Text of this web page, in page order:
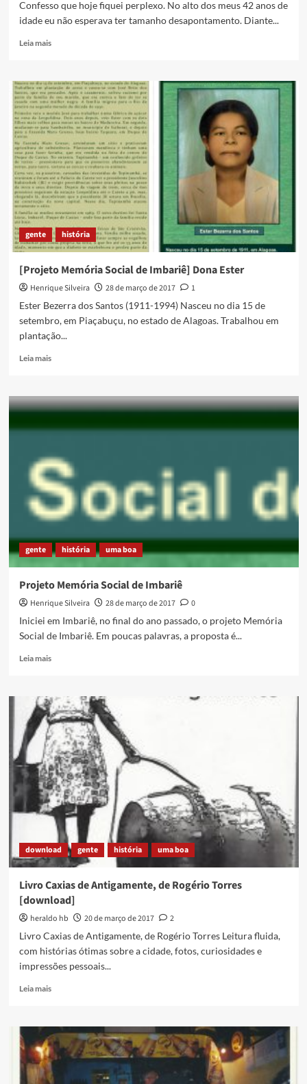
Confesso que hoje fiquei perplexo. No alto dos meus 42 anos de
idade eu não esperava ter tamanho desapontamento. Diante...
Leia maisRead
O
Rei
das
Bocas
gente história
[Projeto Memória Social de Imbariê] Dona Ester
Henrique Silveira 28 de março de 2017
1
Ester Bezerra dos Santos (1911-1994) Nasceu no dia 15 de
setembro, em Piaçabuçu, no estado de Alagoas. Trabalhou em
plantação...
Leia maisRead
[Projeto
Memória
de
Dona
Ester
gente história uma boa
Projeto Memória Social de Imbariê
Henrique Silveira 28 de março de 2017
0
Iniciei em Imbariê, no final do ano passado, o projeto Memória
Social de Imbariê. Em poucas palavras, a proposta é...
Leia maisRead
Projeto
Memória
Social
de
Imbariê
download gente história uma boa
Livro Caxias de Antigamente, de Rogério Torres
[download]
heraldo hb 20 de março de 2017
2
Livro Caxias de Antigamente, de Rogério Torres Leitura fluida,
com histórias ótimas sobre a cidade, fotos, curiosidades e
impressões pessoais...
Leia maisRead
Livro
Caxias
de
Antigamente,
de